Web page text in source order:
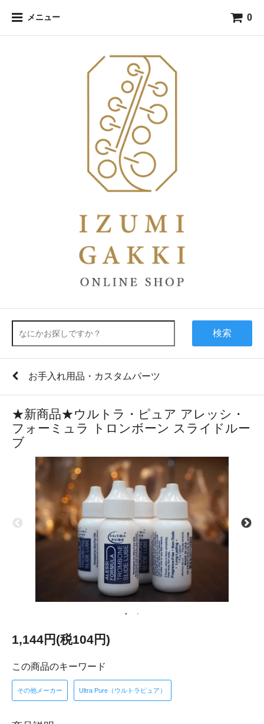
メニュー 0
検索
お手入れ用品・カスタムパーツ
★新商品★ウルトラ・ピュア アレッシ・
フォーミュラ トロンボーン スライドルー
ブ
1,144円(税104円)
この商品のキーワード
その他メーカー Ultra Pure（ウルトラピュア）